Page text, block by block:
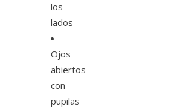
los
lados
Ojos
abiertos
con
pupilas